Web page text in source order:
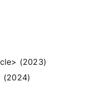
(2023)
(2024)